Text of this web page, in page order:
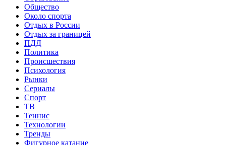
Общество
Около спорта
Отдых в России
Отдых за границей
ПДД
Политика
Происшествия
Психология
Рынки
Сериалы
Спорт
ТВ
Теннис
Технологии
Тренды
Фигурное катание